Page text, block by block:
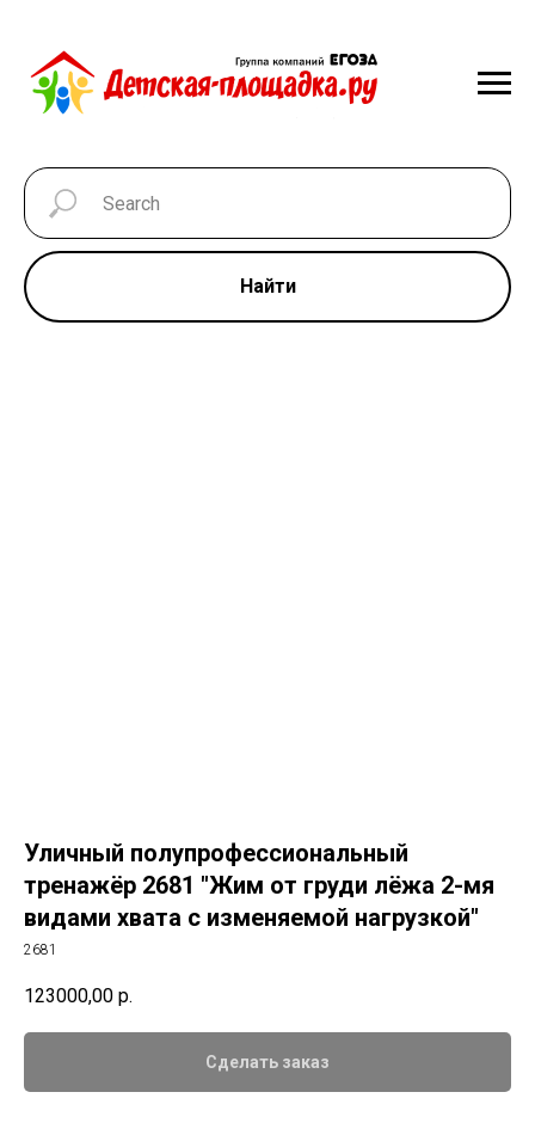
Найти
Уличный полупрофессиональный
тренажёр 2681 "Жим от груди лёжа 2-мя
видами хвата с изменяемой нагрузкой"
2681
123000,00 р.
Сделать заказ